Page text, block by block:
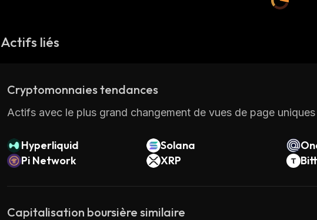
Actifs liés
Cryptomonnaies tendances
Actifs avec le plus grand changement de vues de page
Hyperliquid Solana
Pi Network
XRP
Capitalisation boursière similaire